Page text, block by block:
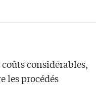
considérables,
les procédés